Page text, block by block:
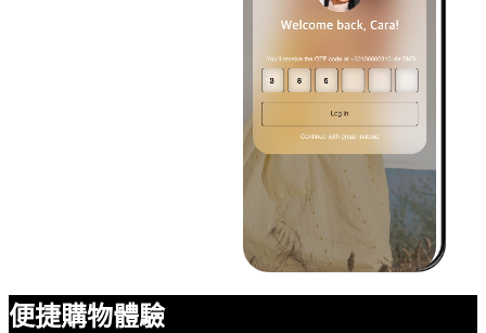
便捷購物體驗